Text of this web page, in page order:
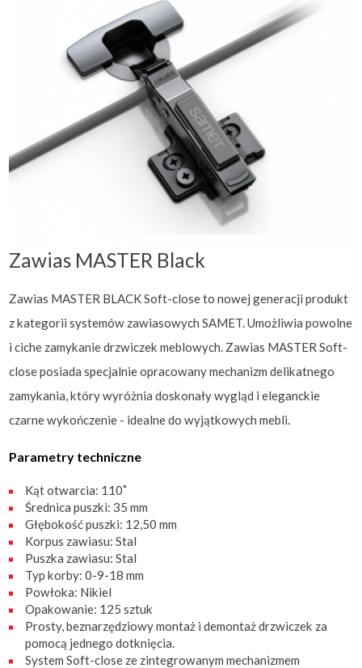
Zawias MASTER Black
Zawias MASTER BLACK Soft-close to nowej generacji produkt
z kategorii systemów zawiasowych SAMET. Umożliwia powolne
i ciche zamykanie drzwiczek meblowych. Zawias MASTER Soft-
close posiada specjalnie opracowany mechanizm delikatnego
zamykania, który wyróżnia doskonały wygląd i eleganckie
czarne wykończenie - idealne do wyjątkowych mebli.
Parametry techniczne
Kąt otwarcia: 110˚
Średnica puszki: 35 mm
Głębokość puszki: 12,50 mm
Korpus zawiasu: Stal
Puszka zawiasu: Stal
Typ korby: 0-9-18 mm
Powłoka: Nikiel
Opakowanie: 125 sztuk
Prosty, beznarzędziowy montaż i demontaż drzwiczek za
pomocą jednego dotknięcia.
System Soft-close ze zintegrowanym mechanizmem